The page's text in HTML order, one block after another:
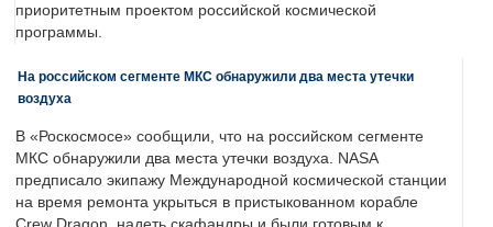
приоритетным проектом российской космической
программы.
На российском сегменте МКС обнаружили два места утечки
воздуха
В «Роскосмосе» сообщили, что на российском сегменте
МКС обнаружили два места утечки воздуха. NASA
предписало экипажу Международной космической станции
на время ремонта укрыться в пристыкованном корабле